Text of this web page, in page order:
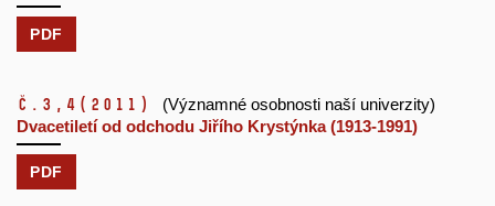
PDF
č.3,4 (2011)
(Významné osobnosti naší univerzity)
Dvacetiletí od odchodu Jiřího Krystýnka (1913-1991)
PDF